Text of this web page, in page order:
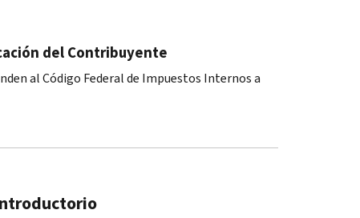
del Contribuyente
al Código Federal de Impuestos Internos a